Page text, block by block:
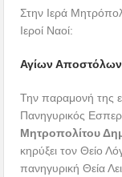
Στην Ιερά
Ιεροί Ναοί:
Αγίων Αποστόλων
Την παραμονή της
Πανηγυρικός
Μητροπολίτου
κηρύξει τον Θείο
πανηγυρική Θεία